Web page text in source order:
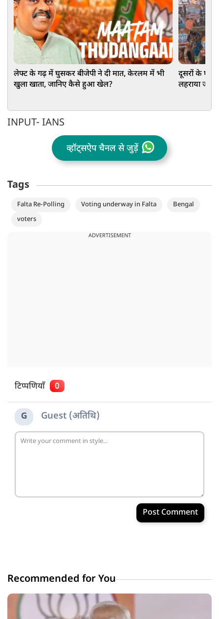
लेफ्ट के गढ़ में घुसकर बीजेपी ने दी मात, केरलम में भी
खुला खाता, जानिए कैसे हुआ खेल?
दूसरों के घर में
लहराया जीत
INPUT- IANS
व्हॉट्सऐप चैनल से जुड़ें
Tags
Falta Re-Polling Voting underway in Falta
Bengal
voters
ADVERTISEMENT
टिप्पणियाँ 0
G Guest (अतिथि)
Post Comment
Recommended for You